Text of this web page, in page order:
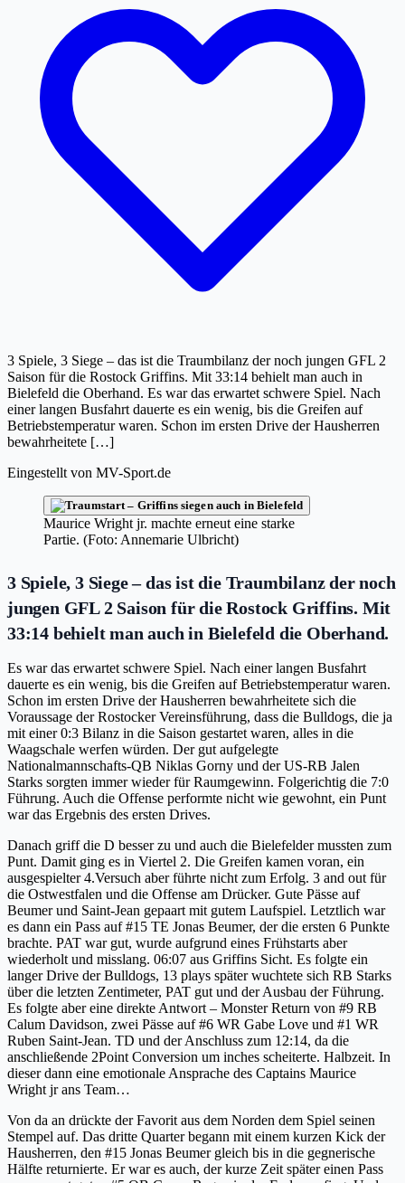
3 Spiele, 3 Siege – das ist die Traumbilanz der noch jungen GFL 2
Saison für die Rostock Griffins. Mit 33:14 behielt man auch in
Bielefeld die Oberhand. Es war das erwartet schwere Spiel. Nach
einer langen Busfahrt dauerte es ein wenig, bis die Greifen auf
Betriebstemperatur waren. Schon im ersten Drive der Hausherren
bewahrheitete […]
Eingestellt von MV-Sport.de
Maurice Wright jr. machte erneut eine starke
Partie. (Foto: Annemarie Ulbricht)
3 Spiele, 3 Siege – das ist die Traumbilanz der noch
jungen GFL 2 Saison für die Rostock Griffins. Mit
33:14 behielt man auch in Bielefeld die Oberhand.
Es war das erwartet schwere Spiel. Nach einer langen Busfahrt
dauerte es ein wenig, bis die Greifen auf Betriebstemperatur waren.
Schon im ersten Drive der Hausherren bewahrheitete sich die
Voraussage der Rostocker Vereinsführung, dass die Bulldogs, die ja
mit einer 0:3 Bilanz in die Saison gestartet waren, alles in die
Waagschale werfen würden. Der gut aufgelegte
Nationalmannschafts-QB Niklas Gorny und der US-RB Jalen
Starks sorgten immer wieder für Raumgewinn. Folgerichtig die 7:0
Führung. Auch die Offense performte nicht wie gewohnt, ein Punt
war das Ergebnis des ersten Drives.
Danach griff die D besser zu und auch die Bielefelder mussten zum
Punt. Damit ging es in Viertel 2. Die Greifen kamen voran, ein
ausgespielter 4.Versuch aber führte nicht zum Erfolg. 3 and out für
die Ostwestfalen und die Offense am Drücker. Gute Pässe auf
Beumer und Saint-Jean gepaart mit gutem Laufspiel. Letztlich war
es dann ein Pass auf #15 TE Jonas Beumer, der die ersten 6 Punkte
brachte. PAT war gut, wurde aufgrund eines Frühstarts aber
wiederholt und misslang. 06:07 aus Griffins Sicht. Es folgte ein
langer Drive der Bulldogs, 13 plays später wuchtete sich RB Starks
über die letzten Zentimeter, PAT gut und der Ausbau der Führung.
Es folgte aber eine direkte Antwort – Monster Return von #9 RB
Calum Davidson, zwei Pässe auf #6 WR Gabe Love und #1 WR
Ruben Saint-Jean. TD und der Anschluss zum 12:14, da die
anschließende 2Point Conversion um inches scheiterte. Halbzeit. In
dieser dann eine emotionale Ansprache des Captains Maurice
Wright jr ans Team…
Von da an drückte der Favorit aus dem Norden dem Spiel seinen
Stempel auf. Das dritte Quarter begann mit einem kurzen Kick der
Hausherren, den #15 Jonas Beumer gleich bis in die gegnerische
Hälfte returnierte. Er war es auch, der kurze Zeit später einen Pass